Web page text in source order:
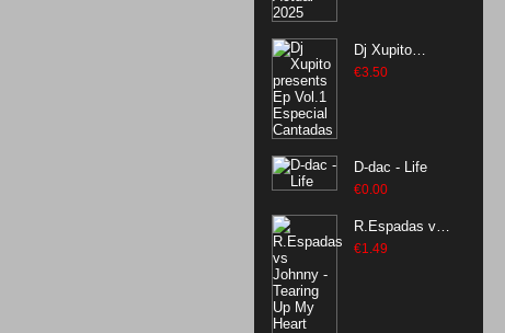
Dj Xupito
presents Ep
€3.50
D-dac - Life
€0.00
R.Espadas vs
Johnny -
€1.49